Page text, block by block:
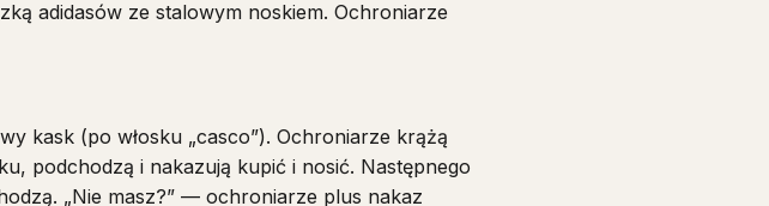
adidasów ze stalowym noskiem. Ochroniarze
kask (po włosku „casco”). Ochroniarze krążą
podchodzą i nakazują kupić i nosić. Następnego
„Nie masz?” — ochroniarze plus nakaz